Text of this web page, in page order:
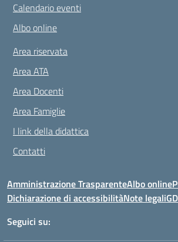
Calendario eventi
Albo online
Area riservata
Area ATA
Area Docenti
Area Famiglie
I link della didattica
Contatti
Amministrazione TrasparenteAlbo online
Dichiarazione di accessibilitàNote legali
Seguici su: